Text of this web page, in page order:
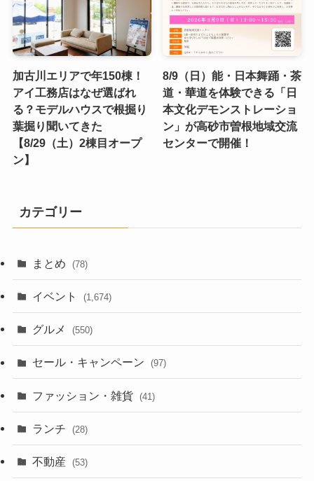
加古川エリアで年150棟！
アイ工務店はなぜ選ばれ
る？モデルハウスで根掘り
葉掘り聞いてきた
【8/29（土）2棟目オープ
ン】
8/9（日）能・日本舞踊・茶
道・華道を体験できる「日
本文化デモンストレーショ
ン」が高砂市曽根地域交流
センターで開催！
カテゴリー
まとめ (78)
イベント (1,674)
グルメ (550)
セール・キャンペーン (97)
ファッション・雑貨 (41)
ランチ (28)
不動産 (53)